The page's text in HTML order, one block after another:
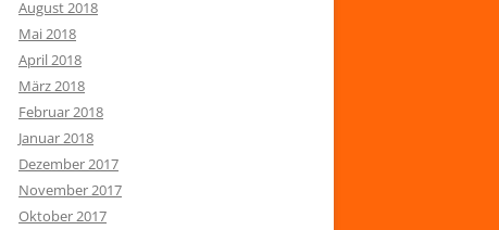
August 2018
Mai 2018
April 2018
März 2018
Februar 2018
Januar 2018
Dezember 2017
November 2017
Oktober 2017